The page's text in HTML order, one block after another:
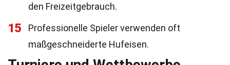
den Freizeitgebrauch.
15
Professionelle Spieler verwenden oft
maßgeschneiderte Hufeisen.